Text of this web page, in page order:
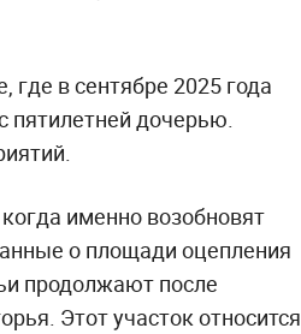
где в сентябре 2025 года
пятилетней дочерью.
именно возобновят
о площади оцепления
продолжают после
Этот участок относится